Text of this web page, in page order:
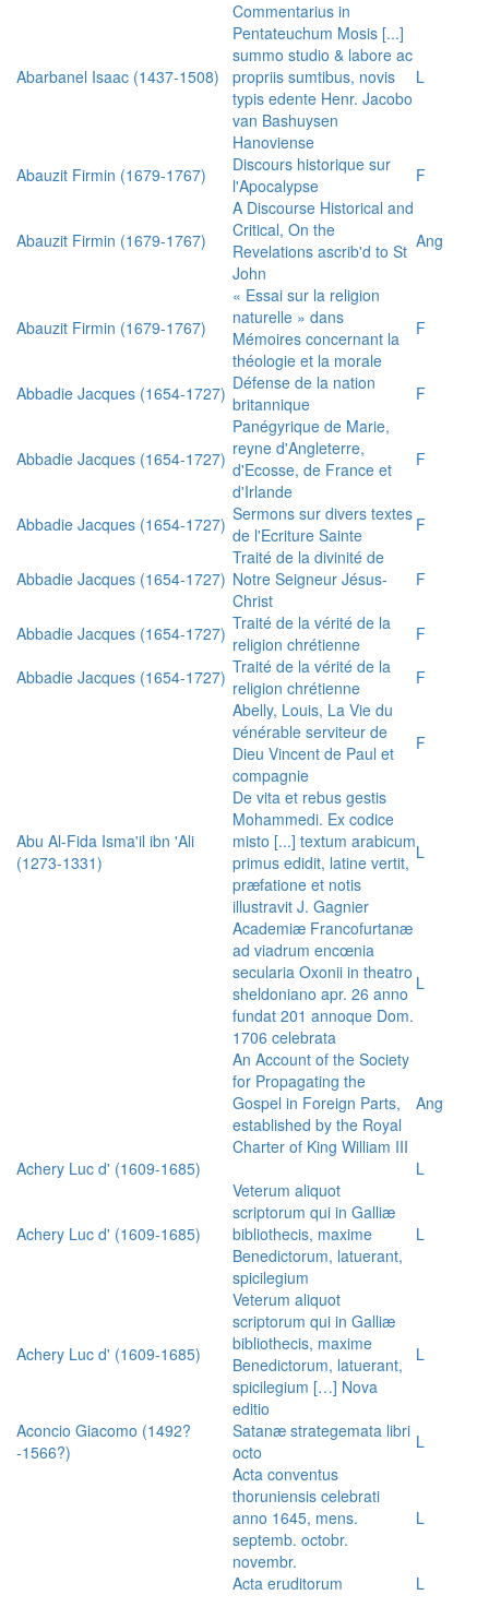
Abarbanel Isaac (1437-1508)
Commentarius in
Pentateuchum Mosis [...]
summo studio & labore ac
propriis sumtibus, novis
typis edente Henr. Jacobo
van Bashuysen
Hanoviense
L
Abauzit Firmin (1679-1767)
Discours historique sur
l'Apocalypse
F
Abauzit Firmin (1679-1767)
A Discourse Historical and
Critical, On the
Revelations ascrib'd to St
John
Ang
Abauzit Firmin (1679-1767)
« Essai sur la religion
naturelle » dans
Mémoires concernant la
théologie et la morale
F
Abbadie Jacques (1654-1727) Défense de la nation
britannique
F
Abbadie Jacques (1654-1727)
Panégyrique de Marie,
reyne d'Angleterre,
d'Ecosse, de France et
d'Irlande
F
Abbadie Jacques (1654-1727) Sermons sur divers textes
de l'Ecriture Sainte
F
Abbadie Jacques (1654-1727)
Traité de la divinité de
Notre Seigneur Jésus-
Christ
F
Abbadie Jacques (1654-1727) Traité de la vérité de la
religion chrétienne
F
Abbadie Jacques (1654-1727) Traité de la vérité de la
religion chrétienne
F
Abelly, Louis, La Vie du
vénérable serviteur de
Dieu Vincent de Paul et
compagnie
F
Abu Al-Fida Isma'il ibn 'Ali
(1273-1331)
De vita et rebus gestis
Mohammedi. Ex codice
misto [...] textum arabicum
primus edidit, latine vertit,
præfatione et notis
illustravit J. Gagnier
L
Academiæ Francofurtanæ
ad viadrum encœnia
secularia Oxonii in theatro
sheldoniano apr. 26 anno
fundat 201 annoque Dom.
1706 celebrata
L
An Account of the Society
for Propagating the
Gospel in Foreign Parts,
established by the Royal
Charter of King William III
Ang
Achery Luc d' (1609-1685) L
Achery Luc d' (1609-1685)
Veterum aliquot
scriptorum qui in Galliæ
bibliothecis, maxime
Benedictorum, latuerant,
spicilegium
L
Achery Luc d' (1609-1685)
Veterum aliquot
scriptorum qui in Galliæ
bibliothecis, maxime
Benedictorum, latuerant,
spicilegium […] Nova
editio
L
Aconcio Giacomo (1492?
-1566?)
Satanæ strategemata libri
octo
L
Acta conventus
thoruniensis celebrati
anno 1645, mens.
septemb. octobr.
novembr.
L
Acta eruditorum
L